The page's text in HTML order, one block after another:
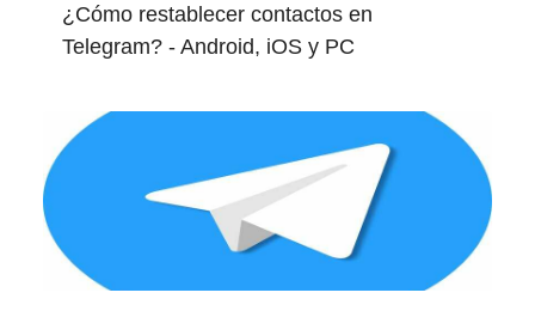
¿Cómo restablecer contactos en
Telegram? - Android, iOS y PC